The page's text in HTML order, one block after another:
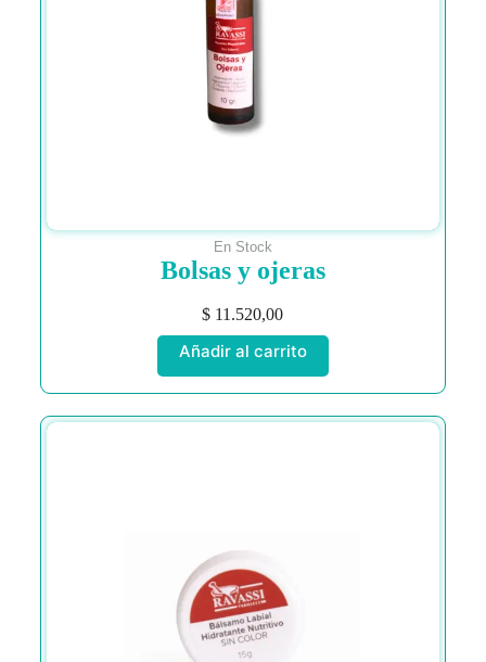
En Stock
Bolsas y ojeras
$ 11.520,00
Añadir al carrito